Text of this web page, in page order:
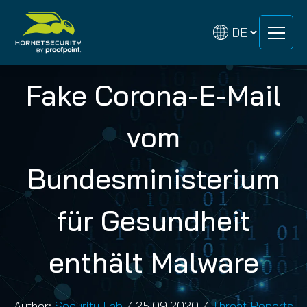
Inhalt
springen
Inhalt
springen
Fake Corona-E-Mail
vom
Bundesministerium
für Gesundheit
enthält Malware